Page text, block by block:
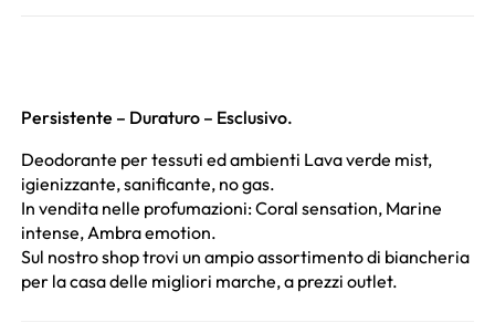
Persistente – Duraturo – Esclusivo.
Deodorante per tessuti ed ambienti Lava verde mist,
igienizzante, sanificante, no gas.
In vendita nelle profumazioni: Coral sensation, Marine
intense, Ambra emotion.
Sul nostro shop trovi un ampio assortimento di biancheria
per la casa delle migliori marche, a prezzi outlet.